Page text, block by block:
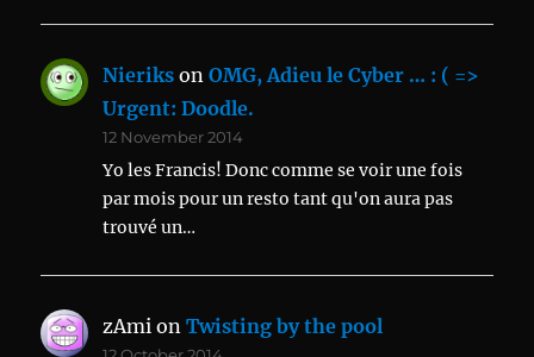
Nieriks onOMG, Adieu le Cyber … : ( =>
Urgent: Doodle.
12 November 2014
Yo les Francis! Donc comme se voir une fois
par mois pour un resto tant qu'on aura pas
trouvé un…
zAmi onTwisting by the pool